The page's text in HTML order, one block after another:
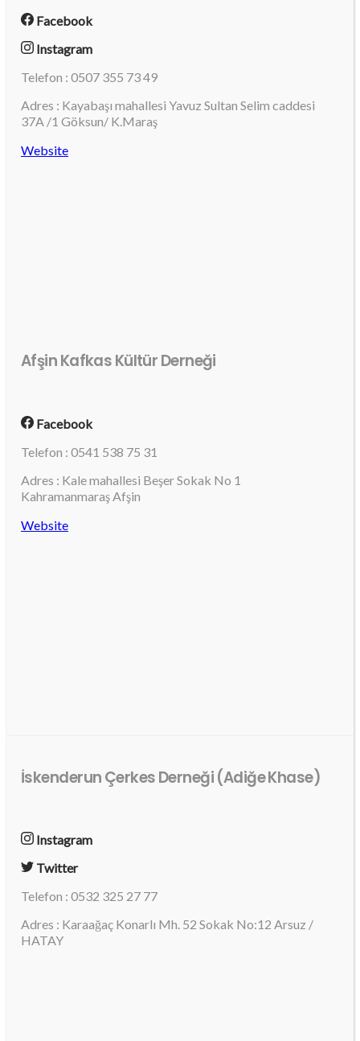
Facebook
Instagram
Telefon : 0507 355 73 49
Adres : Kayabaşı mahallesi Yavuz Sultan Selim caddesi
37A /1 Göksun/ K.Maraş
Website
Afşin Kafkas Kültür Derneği
Facebook
Telefon : 0541 538 75 31
Adres : Kale mahallesi Beşer Sokak No 1
Kahramanmaraş Afşin
Website
İskenderun Çerkes Derneği (Adiğe Khase)
Instagram
Twitter
Telefon : 0532 325 27 77
Adres : Karaağaç Konarlı Mh. 52 Sokak No:12 Arsuz /
HATAY